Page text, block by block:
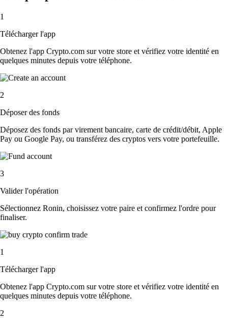
1
Télécharger l'app
Obtenez l'app Crypto.com sur votre store et vérifiez votre identité en
quelques minutes depuis votre téléphone.
2
Déposer des fonds
Déposez des fonds par virement bancaire, carte de crédit/débit, Apple
Pay ou Google Pay, ou transférez des cryptos vers votre portefeuille.
3
Valider l'opération
Sélectionnez Ronin, choisissez votre paire et confirmez l'ordre pour
finaliser.
1
Télécharger l'app
Obtenez l'app Crypto.com sur votre store et vérifiez votre identité en
quelques minutes depuis votre téléphone.
2